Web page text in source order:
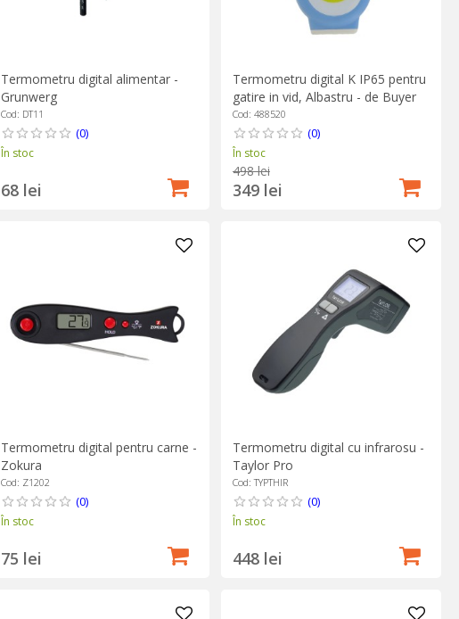
Termometru digital alimentar -
Grunwerg
Cod: DT11
(0)
În stoc
68 lei
Termometru digital K IP65 pentru
gatire in vid, Albastru - de Buyer
Cod: 488520
(0)
În stoc
498 lei
349 lei
Termometru digital pentru carne -
Zokura
Cod: Z1202
(0)
În stoc
75 lei
Termometru digital cu infrarosu -
Taylor Pro
Cod: TYPTHIR
(0)
În stoc
448 lei